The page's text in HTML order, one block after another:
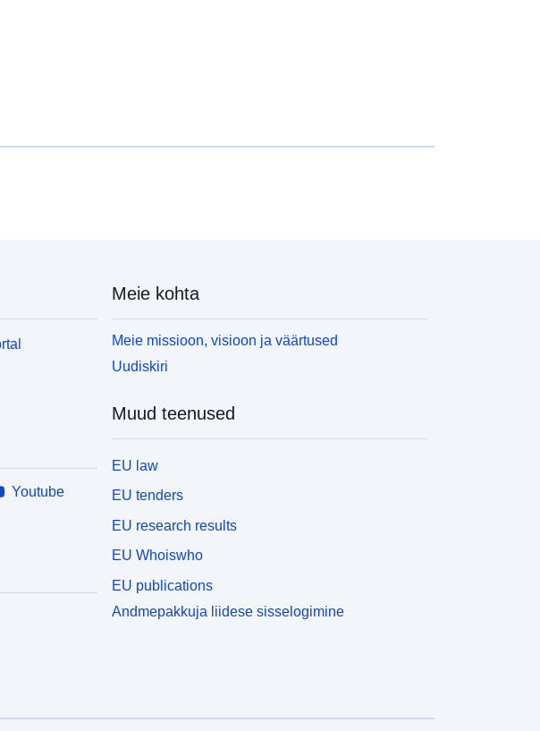
Youtube
Meie kohta
Meie missioon, visioon ja väärtused
Uudiskiri
Muud teenused
EU law
EU tenders
EU research results
EU Whoiswho
EU publications
Andmepakkuja liidese sisselogimine